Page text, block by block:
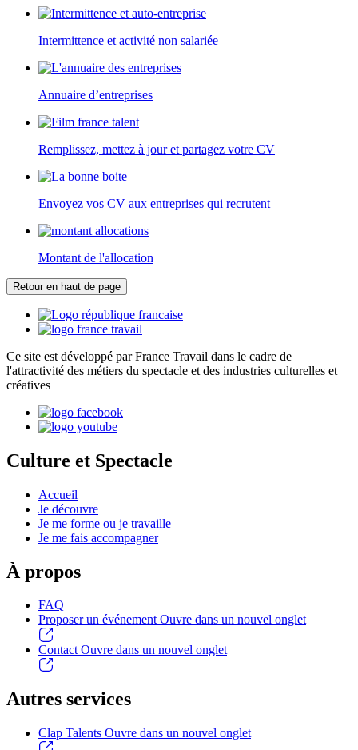
Intermittence et activité non salariée
Annuaire d’entreprises
Remplissez, mettez à jour et partagez votre CV
Envoyez vos CV aux entreprises qui recrutent
Montant de l'allocation
Retour en haut de page
Ce site est développé par France Travail dans le cadre de
l'attractivité des métiers du spectacle et des industries culturelles et
créatives
Culture et Spectacle
Accueil
Je découvre
Je me forme ou je travaille
Je me fais accompagner
À propos
FAQ
Proposer un événementOuvre dans un nouvel onglet
Contact Ouvre dans un nouvel onglet
Autres services
Clap Talents Ouvre dans un nouvel onglet